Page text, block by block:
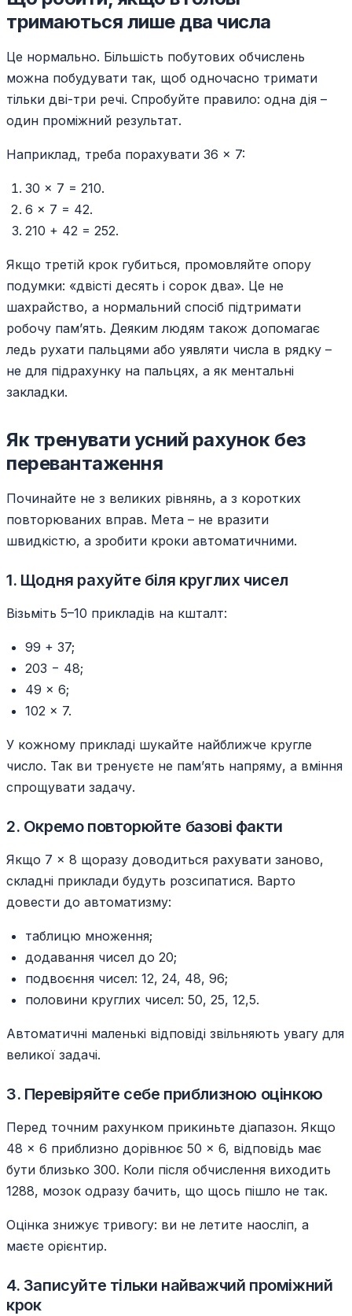
тримаються лише два числа
Це нормально. Більшість побутових обчислень
можна побудувати так, щоб одночасно тримати
тільки дві-три речі. Спробуйте правило: одна дія –
один проміжний результат.
Наприклад, треба порахувати 36 × 7:
30 × 7 = 210.
6 × 7 = 42.
210 + 42 = 252.
Якщо третій крок губиться, промовляйте опору
подумки: «двісті десять і сорок два». Це не
шахрайство, а нормальний спосіб підтримати
робочу пам’ять. Деяким людям також допомагає
ледь рухати пальцями або уявляти числа в рядку –
не для підрахунку на пальцях, а як ментальні
закладки.
Як тренувати усний рахунок без
перевантаження
Починайте не з великих рівнянь, а з коротких
повторюваних вправ. Мета – не вразити
швидкістю, а зробити кроки автоматичними.
1. Щодня рахуйте біля круглих чисел
Візьміть 5–10 прикладів на кшталт:
99 + 37;
203 − 48;
49 × 6;
102 × 7.
У кожному прикладі шукайте найближче кругле
число. Так ви тренуєте не пам’ять напряму, а вміння
спрощувати задачу.
2. Окремо повторюйте базові факти
Якщо 7 × 8 щоразу доводиться рахувати заново,
складні приклади будуть розсипатися. Варто
довести до автоматизму:
таблицю множення;
додавання чисел до 20;
подвоєння чисел: 12, 24, 48, 96;
половини круглих чисел: 50, 25, 12,5.
Автоматичні маленькі відповіді звільняють увагу для
великої задачі.
3. Перевіряйте себе приблизною оцінкою
Перед точним рахунком прикиньте діапазон. Якщо
48 × 6 приблизно дорівнює 50 × 6, відповідь має
бути близько 300. Коли після обчислення виходить
1288, мозок одразу бачить, що щось пішло не так.
Оцінка знижує тривогу: ви не летите наосліп, а
маєте орієнтир.
4. Записуйте тільки найважчий проміжний
крок